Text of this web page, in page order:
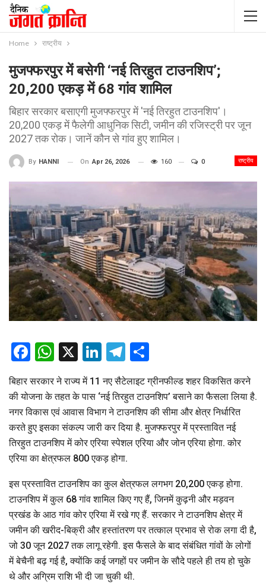
Home राष्ट्रीय
मुजफ्फरपुर में बसेगी ‘नई तिरहुत टाउनशिप’;
20,200 एकड़ में 68 गांव शामिल
बिहार सरकार बसाएगी मुजफ्फरपुर में 'नई तिरहुत टाउनशिप'।
20,200 एकड़ में फैलेगी आधुनिक सिटी, जमीन की रजिस्ट्री पर जून
2027 तक रोक। जानें कौन से गांव हुए शामिल।
राष्ट्रीय
By HANNI On Apr 26, 2026 160 0
Facebook
WhatsApp
X LinkedIn
Telegram
बिहार सरकार ने राज्य में 11 नए सैटेलाइट ग्रीनफील्ड शहर विकसित करने
की योजना के तहत के पास ‘नई तिरहुत टाउनशिप’ बसाने का फैसला लिया है.
नगर विकास एवं आवास विभाग ने टाउनशिप की सीमा और क्षेत्र निर्धारित
करते हुए इसका संकल्प जारी कर दिया है. मुजफ्फरपुर में प्रस्तावित नई
तिरहुत टाउनशिप में कोर एरिया स्पेशल एरिया और जोन एरिया होगा. कोर
एरिया का क्षेत्रफल 800 एकड़ होगा.
इस प्रस्तावित टाउनशिप का कुल क्षेत्रफल लगभग 20,200 एकड़ होगा.
टाउनशिप में कुल 68 गांव शामिल किए गए हैं, जिनमें कुढ़नी और मड़वन
प्रखंड के आठ गांव कोर एरिया में रखे गए हैं. सरकार ने टाउनशिप क्षेत्र में
जमीन की खरीद-बिक्री और हस्तांतरण पर तत्काल प्रभाव से रोक लगा दी है,
जो 30 जून 2027 तक लागू रहेगी. इस फैसले के बाद संबंधित गांवों के लोगों
में बेचैनी बढ़ गई है, क्योंकि कई जगहों पर जमीन के सौदे पहले ही तय हो चुके
थे और अग्रिम राशि भी दी जा चुकी थी.